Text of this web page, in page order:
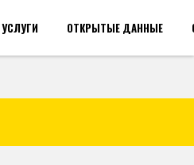
ОТКРЫТЫЕ ДАННЫЕ